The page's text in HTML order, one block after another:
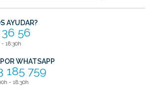
AYUDAR?
56
18:30h
WHATSAPP
185 759
- 18:30h